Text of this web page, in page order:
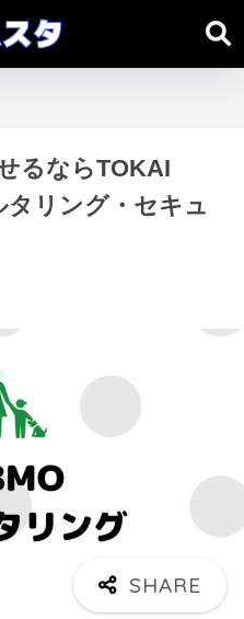
るならTOKAI
リング・セキュ